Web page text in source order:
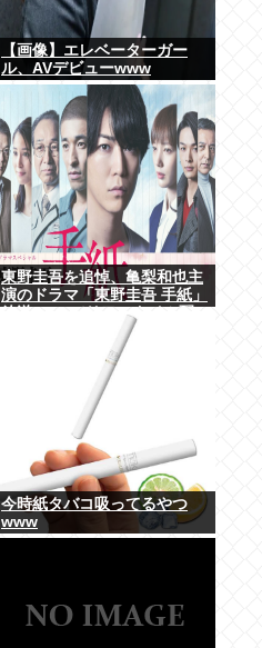
【画像】エレベーターガー
ル、AVデビューwww
東野圭吾を追悼、亀梨和也主
演のドラマ「東野圭吾 手紙」
放送 TVerでリアルタイム配
今時紙タバコ吸ってるやつ
www